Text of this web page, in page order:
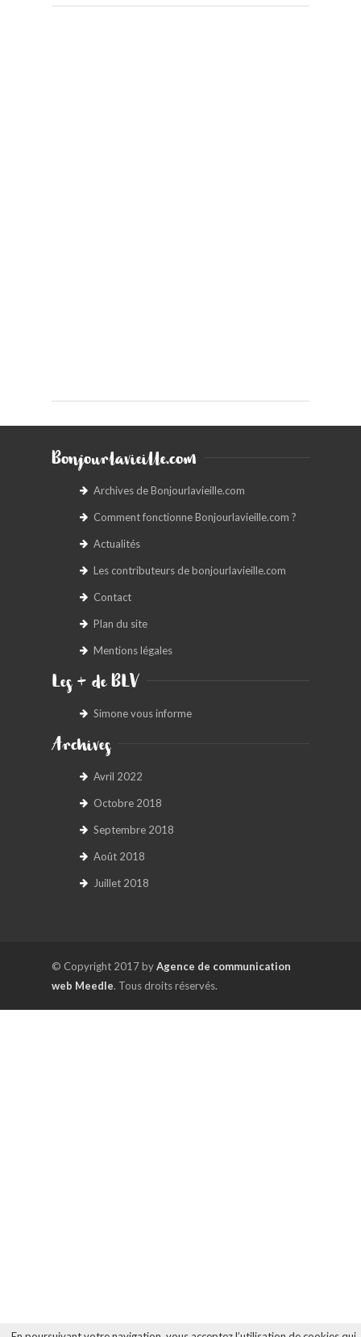
Bonjourlavieille.com
Archives de Bonjourlavieille.com
Comment fonctionne Bonjourlavieille.com ?
Actualités
Les contributeurs de bonjourlavieille.com
Contact
Plan du site
Mentions légales
Les + de BLV
Simone vous informe
Archives
Avril 2022
Octobre 2018
Septembre 2018
Août 2018
Juillet 2018
© Copyright 2017 byAgence de communication
web Meedle. Tous droits réservés.